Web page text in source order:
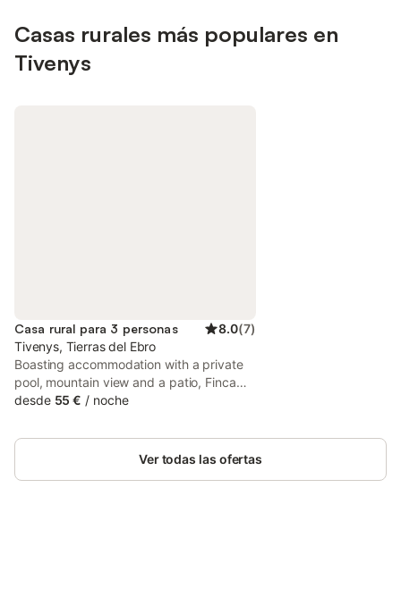
Casas rurales más populares en
Tivenys
Casa rural para 3 personas 8.0(7)
Tivenys, Tierras del Ebro
Boasting accommodation with a private
pool, mountain view and a patio, Finca
Florecer is situated in Tivenys. This
private parking and free WiFi.
desde 55 € / noche
Ver todas las ofertas